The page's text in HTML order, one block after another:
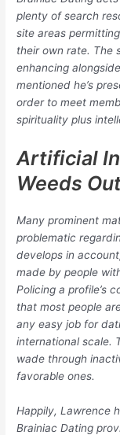
plenty of search
site areas
their own rate. The
enhancing
mentioned he’s
order to meet
spirituality plus
Artificial
Weeds
Many prominent
problematic
develops in
made by people
Policing a profile’s
that most people
any easy job for
international scale.
wade through
favorable ones.
Happily, Lawrence
Brainiac Dating